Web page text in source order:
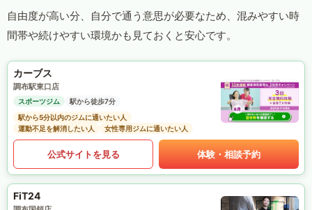
自由度が高い分、自分で通う意思が必要なため、混みやすい時
間帯や続けやすい環境かも見ておくと安心です。
カーブス
調布駅東口店
スポーツジム
駅から徒歩7分
駅から5分以内のジムに通いたい人
運動不足を解消したい人
女性専用ジムに通いたい人
公式サイトを見る 体験・相談予約
FiT24